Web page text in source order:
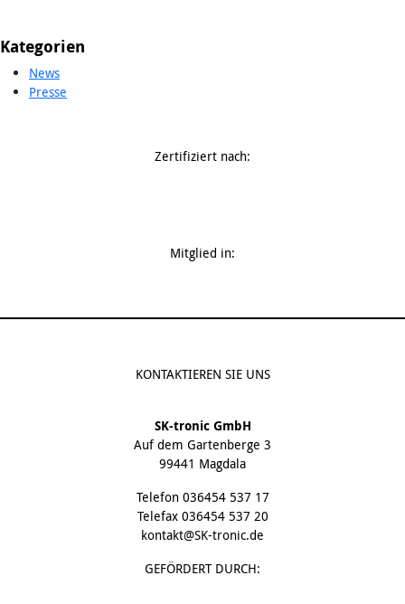
Kategorien
News
Presse
Zertifiziert nach:
Mitglied in:
KONTAKTIEREN SIE UNS
SK-tronic GmbH
Auf dem Gartenberge 3
99441 Magdala
Telefon 036454 537 17
Telefax 036454 537 20
kontakt@SK-tronic.de
GEFÖRDERT DURCH: